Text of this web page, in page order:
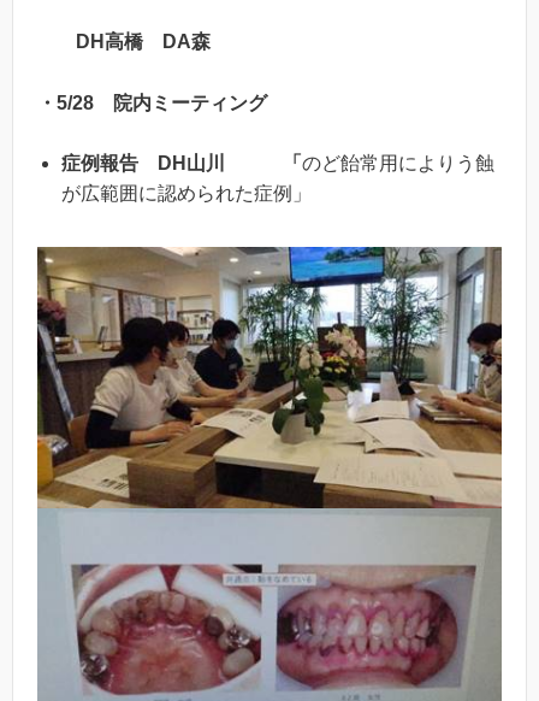
DH高橋 DA森
・5/28 院内ミーティング
症例報告 DH山川 「 のど飴常用によりう蝕
が広範囲に認められた症例」